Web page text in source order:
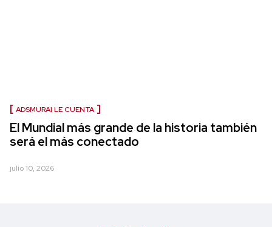
ADSMURAI LE CUENTA
El Mundial más grande de la historia también
será el más conectado
julio 10, 2026